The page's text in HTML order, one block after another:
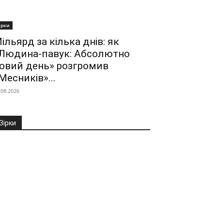
за кілька днів: як
павук: Абсолютно
день» розгромив